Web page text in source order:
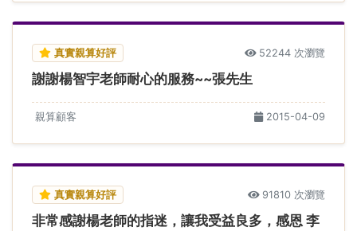
真實親算好評 52244 次瀏覽
謝謝楊智宇老師耐心的服務~~張先生
親算顧客 2015-04-09
真實親算好評 91810 次瀏覽
非常感謝楊老師的指迷，讓我受益良多，感恩 李